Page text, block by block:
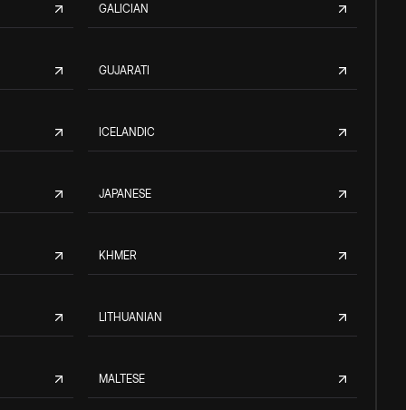
GALICIAN
GUJARATI
ICELANDIC
JAPANESE
KHMER
LITHUANIAN
MALTESE